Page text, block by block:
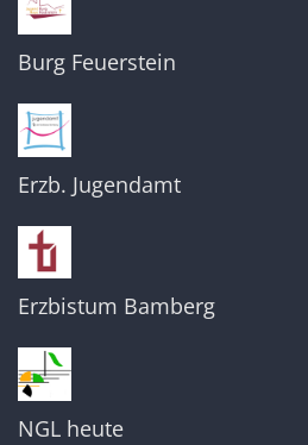
Burg Feuerstein
Erzb. Jugendamt
Erzbistum Bamberg
NGL heute